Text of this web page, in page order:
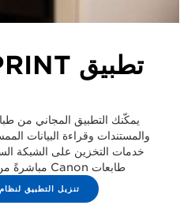
تطبيق Canon PRINT
يمكّنك التطبيق المجاني من
والمستندات وقراءة البيانات
خدمات التخزين على الشبكة
طابعات Canon مباشرةً من الأجهزة المحمولة.
تنزيل التطبيق لنظام IPHONE